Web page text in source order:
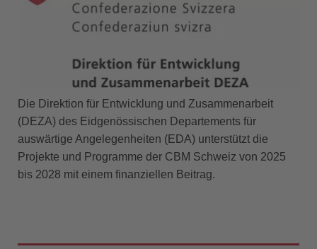
Die Direktion für Entwicklung und Zusammenarbeit
(DEZA) des Eidgenössischen Departements für
auswärtige Angelegenheiten (EDA) unterstützt die
Projekte und Programme der CBM Schweiz von 2025
bis 2028 mit einem finanziellen Beitrag.